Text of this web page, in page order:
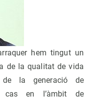
hem tingut un
de la qualitat de vida
la generació de
cas en l’àmbit de